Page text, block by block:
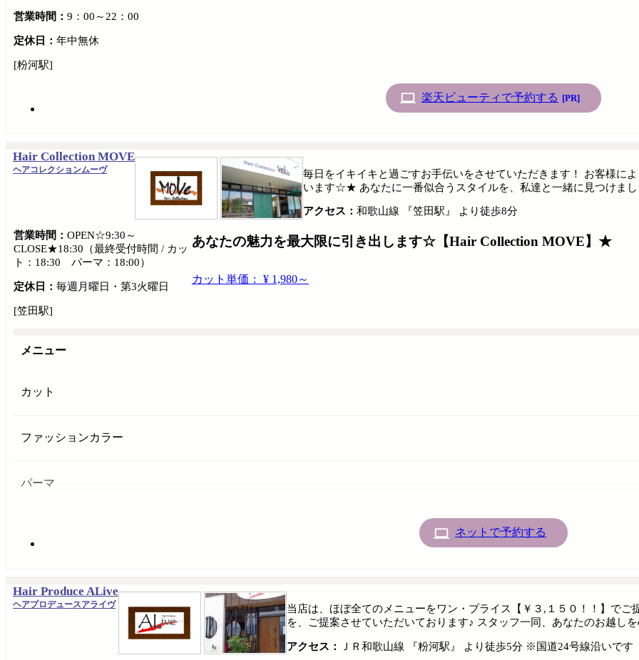
営業時間： 9：00～22：00
定休日： 年中無休
[粉河駅]
楽天ビューティで予約する [PR]
Hair Collection MOVE
ヘアコレクションムーヴ
あなたの魅力を最大限に引き出します☆【Hair Collection MOVE】★
カット単価： ¥ 1,980～
毎日をイキイキと過ごすお手伝いをさせていただきます！ お客様に
います☆★ あなたに一番似合うスタイルを、私達と一緒に見つけま
アクセス： 和歌山線 『笠田駅』 より徒歩8分
営業時間： OPEN☆9:30～
CLOSE★18:30（最終受付時間 / カッ
ト：18:30 パーマ：18:00）
定休日： 毎週月曜日・第3火曜日
[笠田駅]
メニュー
カット
ファッションカラー
パーマ
ネットで予約する
Hair Produce ALive
ヘアプロデュースアライヴ
当店は、ほぼ全てのメニューをワン・プライス【￥３,１５０！！】で
を、ご提案させていただいております♪ スタッフ一同、あなたのお越し
アクセス： ＪＲ和歌山線 『粉河駅』 より徒歩5分 ※国道24号線沿いです